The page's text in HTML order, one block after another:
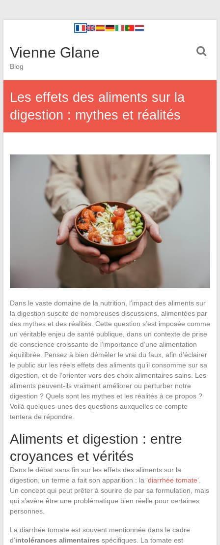
Vienne Glane
Blog
Les effets des aliments sur la
digestion : mythes et réalités
Dans le vaste domaine de la nutrition, l’impact des aliments sur
la digestion suscite de nombreuses discussions, alimentées par
des mythes et des réalités. Cette question s’est imposée comme
un véritable enjeu de santé publique, dans un contexte de prise
de conscience croissante de l’importance d’une alimentation
équilibrée. Pensez à bien démêler le vrai du faux, afin d’éclairer
le public sur les réels effets des aliments qu’il consomme sur sa
digestion, et de l’orienter vers des choix alimentaires sains. Les
aliments peuvent-ils vraiment améliorer ou perturber notre
digestion ? Quels sont les mythes et les réalités à ce propos ?
Voilà quelques-unes des questions auxquelles ce compte
tentera de répondre.
Aliments et digestion : entre
croyances et vérités
Dans le débat sans fin sur les effets des aliments sur la
digestion, un terme a fait son apparition : la ‘diarrhée tomate‘.
Un concept qui peut prêter à sourire de par sa formulation, mais
qui s’avère être une problématique bien réelle pour certaines
personnes.
La diarrhée tomate est souvent mentionnée dans le cadre
d’intolérances alimentaires spécifiques. La tomate est